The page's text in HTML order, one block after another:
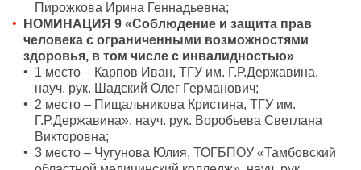
Пирожкова Ирина Геннадьевна;
НОМИНАЦИЯ 9 «Соблюдение и защита прав
человека с ограниченными возможностями
здоровья, в том числе с инвалидностью»
1 место – Карпов Иван, ТГУ им. Г.Р.Державина,
науч. рук. Шадский Олег Германович;
2 место – Пищальникова Кристина, ТГУ им.
Г.Р.Державина», науч. рук. Воробьева Светлана
Викторовна;
3 место – Чугунова Юлия, ТОГБПОУ «Тамбовский